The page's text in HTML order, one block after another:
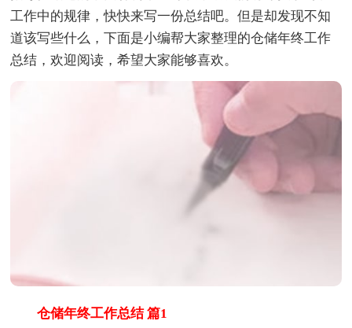
工作中的规律，快快来写一份总结吧。但是却发现不知
道该写些什么，下面是小编帮大家整理的仓储年终工作
总结，欢迎阅读，希望大家能够喜欢。
仓储年终工作总结 篇1